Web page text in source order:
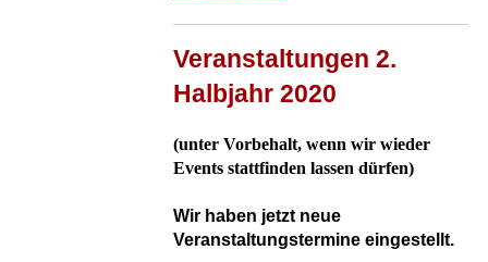
Hafer
Veranstaltungen 2.
Halbjahr 2020
(unter Vorbehalt, wenn wir wieder
Events stattfinden lassen dürfen)
Wir haben jetzt neue
Veranstaltungstermine eingestellt.